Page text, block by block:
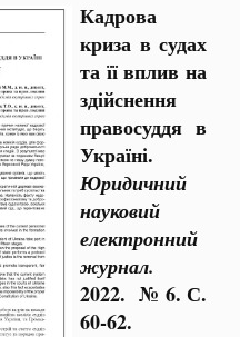
Кадрова
криза в судах
та її вплив на
здійснення
правосуддя в
Україні.
Юридичний
науковий
електронний
журнал.
2022. № 6. С.
60-62.